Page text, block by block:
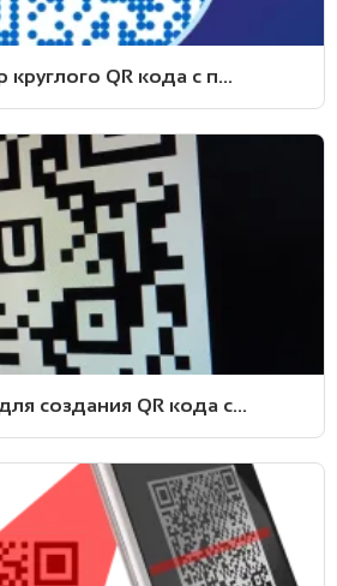
круглого QR кода с п...
создания QR кода с...